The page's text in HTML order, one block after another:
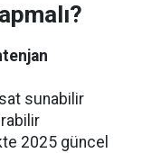
sunabilir
2025 güncel